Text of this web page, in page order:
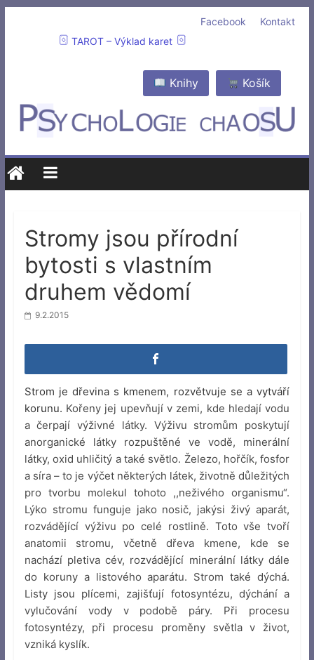
Kontakt
Facebook
TAROT – Výklad karet
Košík
Knihy
Stromy jsou přírodní
bytosti s vlastním
druhem vědomí
9.2.2015
Strom je dřevina s kmenem, rozvětvuje se a vytváří
korunu. Kořeny jej upevňují v zemi, kde hledají vodu
a čerpají výživné látky. Výživu stromům poskytují
anorganické látky rozpuštěné ve vodě, minerální
látky, oxid uhličitý a také světlo. Železo, hořčík, fosfor
a síra – to je výčet některých látek, životně důležitých
pro tvorbu molekul tohoto ,,neživého organismu“.
Lýko stromu funguje jako nosič, jakýsi živý aparát,
rozvádějící výživu po celé rostlině. Toto vše tvoří
anatomii stromu, včetně dřeva kmene, kde se
nachází pletiva cév, rozvádějící minerální látky dále
do koruny a listového aparátu. Strom také dýchá.
Listy jsou plícemi, zajišťují fotosyntézu, dýchání a
vylučování vody v podobě páry. Při procesu
fotosyntézy, při procesu proměny světla v život,
vzniká kyslík.